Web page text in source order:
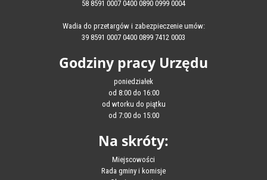
58 8591 0007 0400 0890 0999 0004
Wadia do przetargów i zabezpieczenie umów:
39 8591 0007 0400 0899 7412 0003
Godziny pracy Urzędu
poniedziałek
od 8:00 do 16:00
od wtorku do piątku
od 7:00 do 15:00
Na skróty:
Miejscowości
Rada gminy i komisje